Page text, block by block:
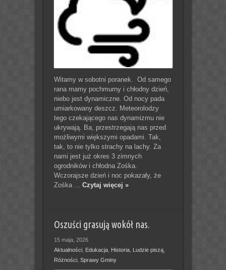
Witamy w sobotni poranek. Od samego
rana mamy pochmurny i chłodny dzień,
niebo jest dynamiczne. Od nocy pada
umiarkowany deszcz. Meteorolodzy
tego czekającego nas dynamizmu nie
ukrywają. Ba, przestrzegają nas przed
możliwymi większymi opadami. Tak,
tak, to nie tylko strachy na lachy. Za
nami jest już okres 3 zimnych
ogrodników i chłodna Zośka.
Wczorajsze dzień i noc pokazały, że
Zośka ... Czytaj więcej »
Oszuści grasują wokół nas.
15 maja, 2026
Aktualności, Edukacja, Historia, Ludzie piszą,
Różności, Sprawy Gminy